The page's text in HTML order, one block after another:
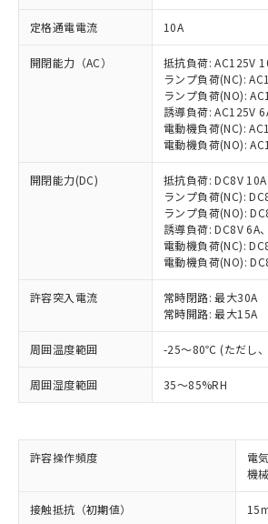
定格通電電流 10A
開閉能力（AC）
抵抗負荷: AC125V
ランプ負荷(NC):
ランプ負荷(NO):
誘導負荷: AC125V
電動機負荷(NC):
電動機負荷(NO):
開閉能力(DC)
抵抗負荷: DC8V
ランプ負荷(NC):
ランプ負荷(NO):
誘導負荷: DC8V 6A
電動機負荷(NC):
電動機負荷(NO):
許容突入電流
常時閉路: 最大30A
常時開路: 最大15A
周囲温度範囲 -25～80℃ (ただし
周囲湿度範囲 35～85%RH
許容操作頻度
電
機
接触抵抗（初期値）
ご利用条件
以下の条件をお読みいただき、同
※1 対応状況
対応済み：EU RoHS指令（10
非含有に対応した製品が提供可
対応予定：EU RoHS指令（10
有に対応した製品に切り替える
対応予定なし：EU RoHS指令
非含有に非対応の商品で、対応品